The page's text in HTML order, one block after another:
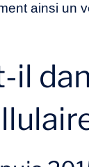
ainsi un